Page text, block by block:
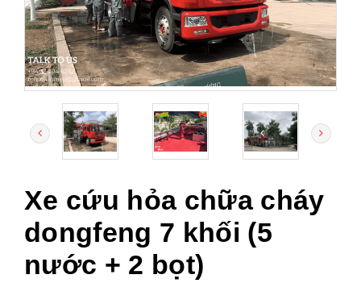
Xe cứu hỏa chữa cháy
dongfeng 7 khối (5
nước + 2 bọt)